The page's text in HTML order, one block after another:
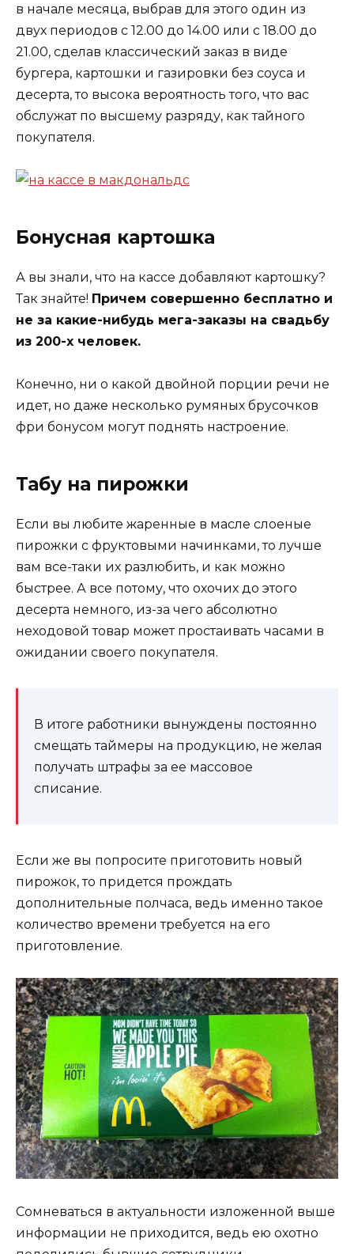
в начале месяца, выбрав для этого один из
двух периодов с 12.00 до 14.00 или с 18.00 до
21.00, сделав классический заказ в виде
бургера, картошки и газировки без соуса и
десерта, то высока вероятность того, что вас
обслужат по высшему разряду, как тайного
покупателя.
Бонусная картошка
А вы знали, что на кассе добавляют картошку?
Так знайте! Причем совершенно бесплатно и
не за какие-нибудь мега-заказы на свадьбу
из 200-х человек.
Конечно, ни о какой двойной порции речи не
идет, но даже несколько румяных брусочков
фри бонусом могут поднять настроение.
Табу на пирожки
Если вы любите жаренные в масле слоеные
пирожки с фруктовыми начинками, то лучше
вам все-таки их разлюбить, и как можно
быстрее. А все потому, что охочих до этого
десерта немного, из-за чего абсолютно
неходовой товар может простаивать часами в
ожидании своего покупателя.
В итоге работники вынуждены постоянно
смещать таймеры на продукцию, не желая
получать штрафы за ее массовое
списание.
Если же вы попросите приготовить новый
пирожок, то придется прождать
дополнительные полчаса, ведь именно такое
количество времени требуется на его
приготовление.
Сомневаться в актуальности изложенной выше
информации не приходится, ведь ею охотно